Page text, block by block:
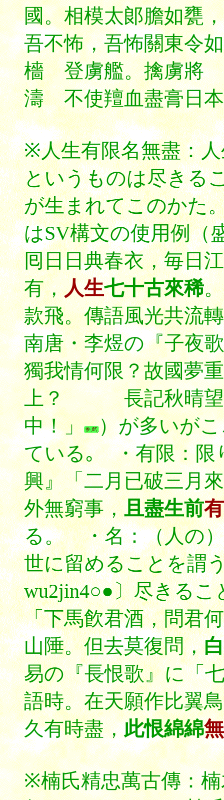
國。相模太郞膽如甕
吾不怖，吾怖關東令
檣 登虜艦。擒虜將
濤 不使羶血盡膏日
※人生有限名無盡：
というものは尽きる
が生まれてこのかた
はSV構文の使用例（
囘日日典春衣，毎日
有，人生七十古來稀
款飛。傳語風光共流
南唐・李煜の『子夜
獨我情何限？故國夢
上？ 長記秋晴望
中！」
）が多いが
ている｡ ・有限：限
興』「二月已破三月
外無窮事，且盡生前
る。 ・名：（人の
世に留めることを謂
wu2jin4○●〕尽きるこ
「下馬飮君酒，問君
山陲。但去莫復問，
易の『長恨歌』に「
語時。在天願作比翼
久有時盡，此恨綿綿
※楠氏精忠萬古傳：